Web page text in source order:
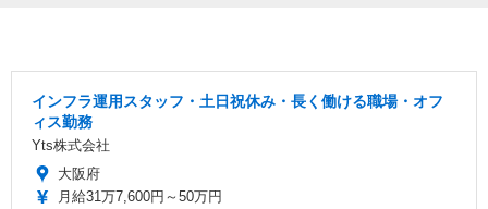
インフラ運用スタッフ・土日祝休み・長く働ける職場・オフ
ィス勤務
Yts株式会社
大阪府
月給31万7,600円～50万円